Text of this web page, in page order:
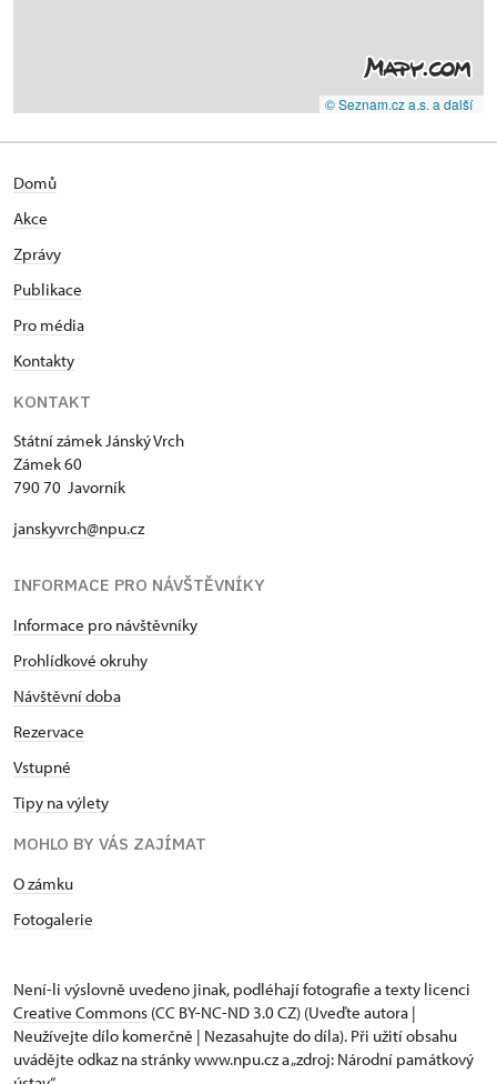
© Seznam.cz a.s. a další
Domů
Akce
Zprávy
Publikace
Pro média
Kontakty
KONTAKT
Státní zámek Jánský Vrch
Zámek 60
790 70 Javorník
janskyvrch@npu.cz
INFORMACE PRO NÁVŠTĚVNÍKY
Informace pro návštěvníky
Prohlídkové okruhy
Návštěvní doba
Rezervace
Vstupné
Tipy na výlety
MOHLO BY VÁS ZAJÍMAT
O zámku
Fotogalerie
Není-li výslovně uvedeno jinak, podléhají fotografie a texty licenci
Creative Commons (CC BY-NC-ND 3.0 CZ) (Uveďte autora |
Neužívejte dílo komerčně | Nezasahujte do díla). Při užití obsahu
uvádějte odkaz na stránky www.npu.cz a „zdroj: Národní památkový